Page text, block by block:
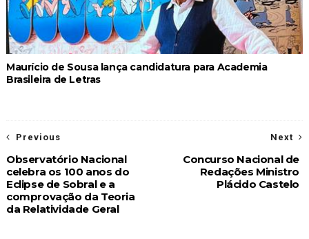
Maurício de Sousa lança candidatura para Academia
Brasileira de Letras
Next
Concurso Nacional de
Redações Ministro
Plácido Castelo
Previous
Observatório Nacional
celebra os 100 anos do
Eclipse de Sobral e a
comprovação da Teoria
da Relatividade Geral